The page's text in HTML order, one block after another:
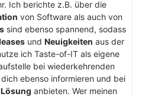
Ich berichte z.B. über die
von Software als auch von
sind ebenso spannend, sodass
und Neuigkeiten aus der
ich Taste-of-IT als eigene
bei wiederkehrenden
ebenso informieren und bei
Lösung anbieten. Wer meinen